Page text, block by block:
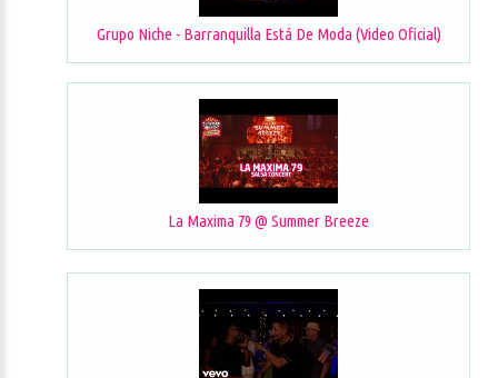
Grupo Niche - Barranquilla Está De Moda (Video Oficial)
La Maxima 79 @ Summer Breeze